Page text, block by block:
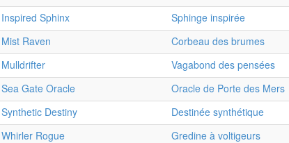
Inspired Sphinx Sphinge inspirée
Mist Raven Corbeau des brumes
Mulldrifter Vagabond des pensées
Sea Gate Oracle Oracle de Porte des Mers
Synthetic Destiny Destinée synthétique
Whirler Rogue Gredine à voltigeurs